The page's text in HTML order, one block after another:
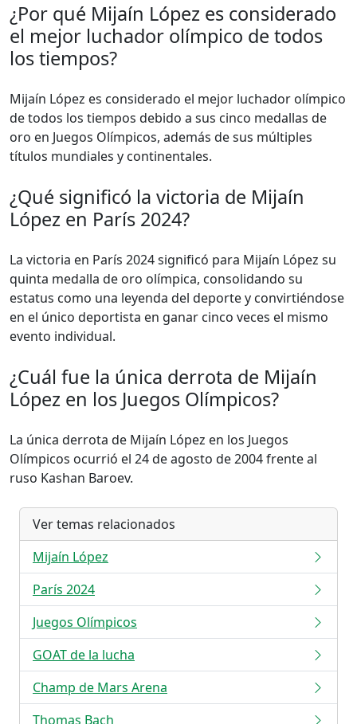
¿Por qué Mijaín López es considerado
el mejor luchador olímpico de todos
los tiempos?
Mijaín López es considerado el mejor luchador olímpico
de todos los tiempos debido a sus cinco medallas de
oro en Juegos Olímpicos, además de sus múltiples
títulos mundiales y continentales.
¿Qué significó la victoria de Mijaín
López en París 2024?
La victoria en París 2024 significó para Mijaín López su
quinta medalla de oro olímpica, consolidando su
estatus como una leyenda del deporte y convirtiéndose
en el único deportista en ganar cinco veces el mismo
evento individual.
¿Cuál fue la única derrota de Mijaín
López en los Juegos Olímpicos?
La única derrota de Mijaín López en los Juegos
Olímpicos ocurrió el 24 de agosto de 2004 frente al
ruso Kashan Baroev.
Ver temas relacionados
Mijaín López
París 2024
Juegos Olímpicos
GOAT de la lucha
Champ de Mars Arena
Thomas Bach